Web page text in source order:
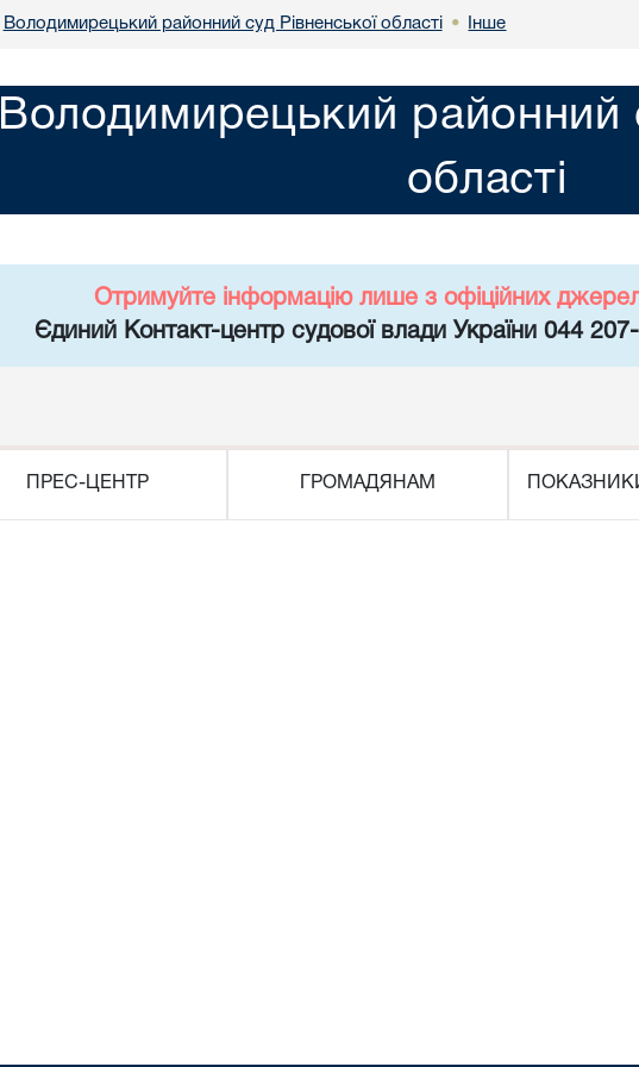
Володимирецький районний суд Рівненської області • Інше
Володимирецький районний
області
Отримуйте інформацію лише з офіційних
Єдиний Контакт-центр судової влади України 044
ПРЕС-ЦЕНТР ГРОМАДЯНАМ